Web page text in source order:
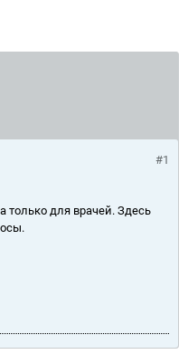
#1
только для врачей. Здесь